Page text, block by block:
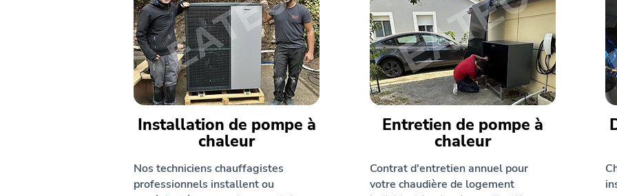
Installation de pompe à
chaleur
Nos techniciens chauffagistes
professionnels installent ou
Entretien de pompe à
chaleur
Contrat d'entretien annuel pour
votre chaudière de logement